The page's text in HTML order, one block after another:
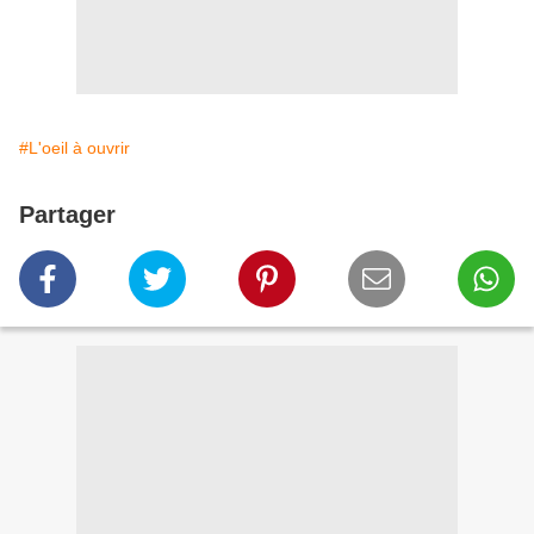
#L'oeil à ouvrir
Partager